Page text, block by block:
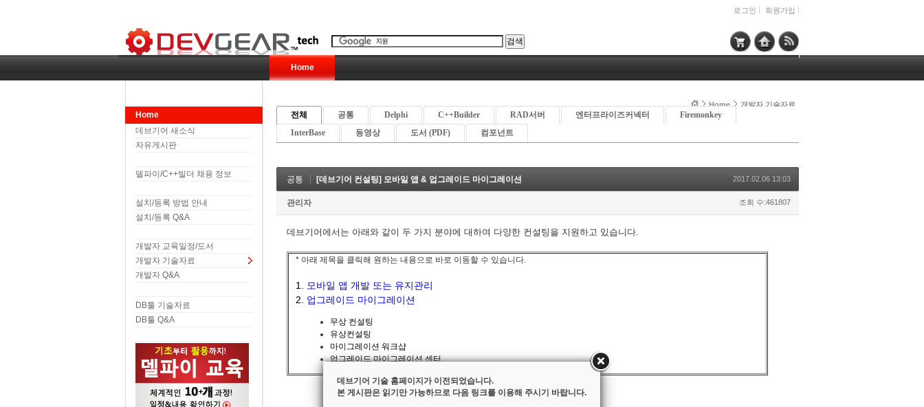
로그인 회원가입
Home
Home
데브기어 새소식
자유게시판
델파이/C++빌더 채용 정보
설치/등록 방법 안내
설치/등록 Q&A
개발자 교육일정/도서
개발자 기술자료
개발자 Q&A
DB툴 기술자료
DB툴 Q&A
Home 개발자 기술자료
전체 공통 Delphi C++Builder RAD서버 엔터프라이즈커넥터
Firemonkey
InterBase
동영상 도서 (PDF) 컴포넌트
공통 [데브기어 컨설팅] 모바일 앱 & 업그레이드 마이그레이션 2017.02.06 13:03
관리자 조회 수:461807
데브기어에서는 아래와 같이 두 가지 분야에 대하여 다양한 컨설팅을 지원하고 있습니다.
* 아래 제목을 클릭해 원하는 내용으로 바로 이동할 수 있습니다.
1.
모바일 앱 개발 또는 유지관리
2. 업그레이드 마이그레이션
무상 컨설팅
유상컨설팅
마이그레이션 워크샵
업그레이드 마이그레이션 센터
데브기어 기술 홈페이지가 이전되었습니다.
본 게시판은 읽기만 가능하므로 다음 링크를 이용해 주시기 바랍니다.